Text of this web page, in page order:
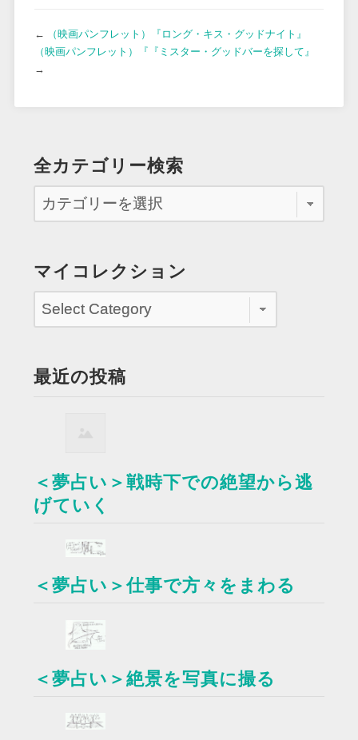
←
（映画パンフレット）『ロング・キス・グッドナイト』
（映画パンフレット）『『ミスター・グッドバーを探して』
→
全カテゴリー検索
マイコレクション
最近の投稿
＜夢占い＞戦時下での絶望から逃
げていく
＜夢占い＞仕事で方々をまわる
＜夢占い＞絶景を写真に撮る